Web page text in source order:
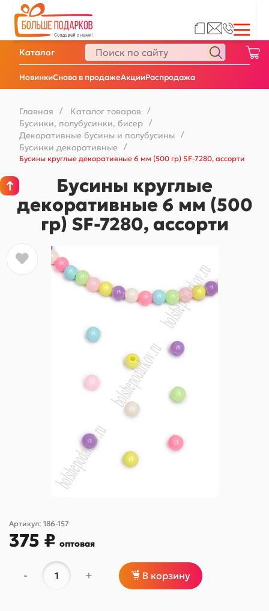
НовинкиСнова в продажеАкцииРаспродажа
Каталог
Главная / Каталог товаров /
Бусинки, полубусинки, бисер /
Декоративные бусины и полубусины /
Бусинки декоративные
/
Бусины круглые декоративные 6 мм (500 гр) SF-7280, ассорти
Бусины круглые
декоративные 6 мм (500
гр) SF-7280, ассорти
Артикул: 186-157
375 ₽ оптовая
- + В корзину